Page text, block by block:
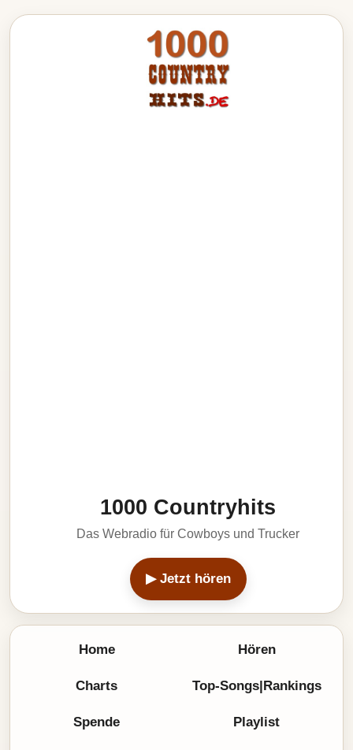
1000 Countryhits
Das Webradio für Cowboys und Trucker
▶ Jetzt hören
Home Hören
Charts Top-Songs|Rankings
Spende Playlist